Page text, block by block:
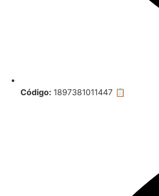
Código: 1897381011447 📋